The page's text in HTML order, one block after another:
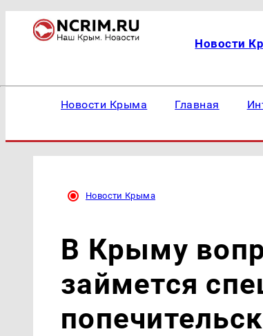
Новости
Новости Крыма Главная
Новости Крыма
В Крыму
займется